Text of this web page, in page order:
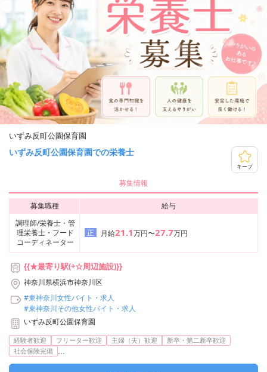
いずみ反町公園保育園
いずみ反町公園保育園での栄養士
キープ
募集情報
募集職種
給与
調理師/栄養士・管
理栄養士・フード
コーディネーター
正 月給21.1万円〜27.7万円
{{★最寄り駅(+☆周辺施設)}}
神奈川県横浜市神奈川区
#東神奈川女性バイト・求人
#東神奈川その他女性バイト・求人
いずみ反町公園保育園
経験者歓迎 フリーター歓迎 主婦（夫）歓迎
新卒・第二新卒歓迎
社会保険完備 ...